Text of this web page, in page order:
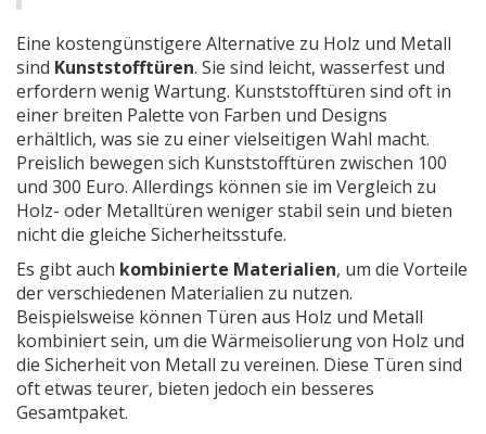
Eine kostengünstigere Alternative zu Holz und Metall
sind Kunststofftüren. Sie sind leicht, wasserfest und
erfordern wenig Wartung. Kunststofftüren sind oft in
einer breiten Palette von Farben und Designs
erhältlich, was sie zu einer vielseitigen Wahl macht.
Preislich bewegen sich Kunststofftüren zwischen 100
und 300 Euro. Allerdings können sie im Vergleich zu
Holz- oder Metalltüren weniger stabil sein und bieten
nicht die gleiche Sicherheitsstufe.
Es gibt auch kombinierte Materialien, um die Vorteile
der verschiedenen Materialien zu nutzen.
Beispielsweise können Türen aus Holz und Metall
kombiniert sein, um die Wärmeisolierung von Holz und
die Sicherheit von Metall zu vereinen. Diese Türen sind
oft etwas teurer, bieten jedoch ein besseres
Gesamtpaket.